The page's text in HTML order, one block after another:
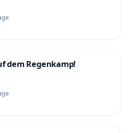
dem Regenkamp!